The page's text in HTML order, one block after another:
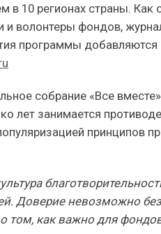
в 10 регионах страны.
волонтеры фондов,
программы добавляются
собрание «Все
лет занимается
принципов
Доверие невозможно
том, как важно для